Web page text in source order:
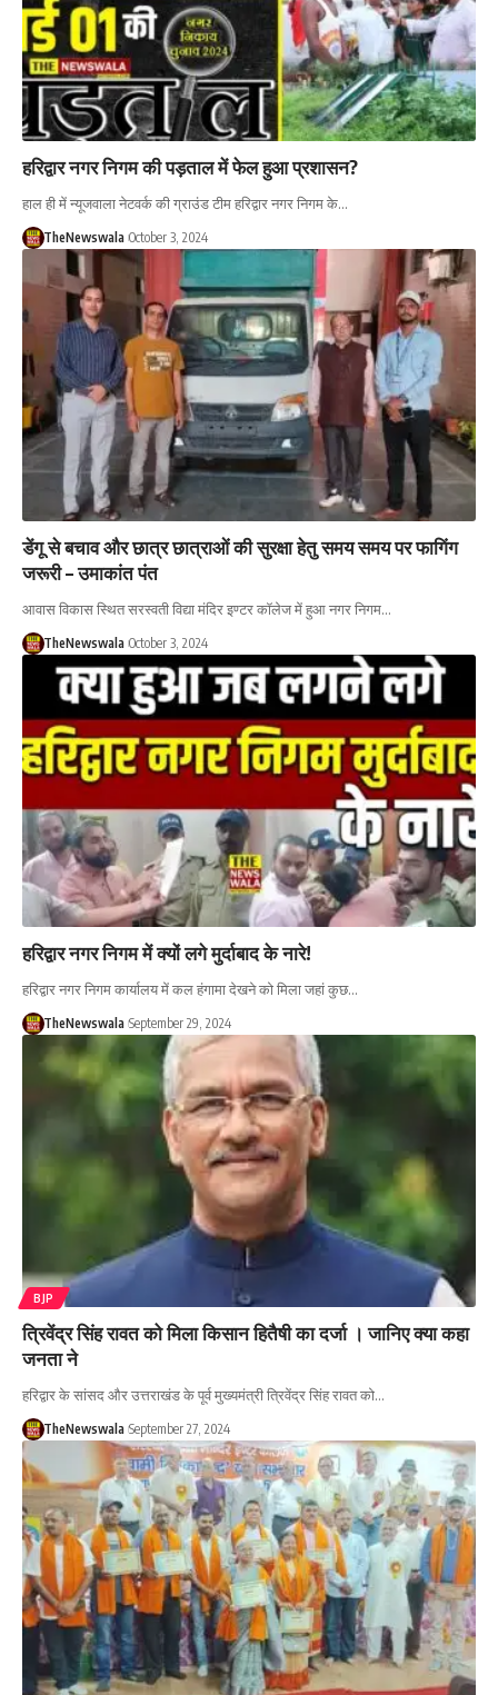
हरिद्वार नगर निगम की पड़ताल में फेल हुआ प्रशासन?
हाल ही में न्यूजवाला नेटवर्क की ग्राउंड टीम हरिद्वार नगर निगम के…
TheNewswala October 3, 2024
डेंगू से बचाव और छात्र छात्राओं की सुरक्षा हेतु समय समय पर फागिंग
जरूरी – उमाकांत पंत
आवास विकास स्थित सरस्वती विद्या मंदिर इण्टर कॉलेज में हुआ नगर निगम…
TheNewswala October 3, 2024
हरिद्वार नगर निगम में क्यों लगे मुर्दाबाद के नारे!
हरिद्वार नगर निगम कार्यालय में कल हंगामा देखने को मिला जहां कुछ…
TheNewswala September 29, 2024
BJP
त्रिवेंद्र सिंह रावत को मिला किसान हितैषी का दर्जा । जानिए क्या कहा
जनता ने
हरिद्वार के सांसद और उत्तराखंड के पूर्व मुख्यमंत्री त्रिवेंद्र सिंह रावत को…
TheNewswala September 27, 2024